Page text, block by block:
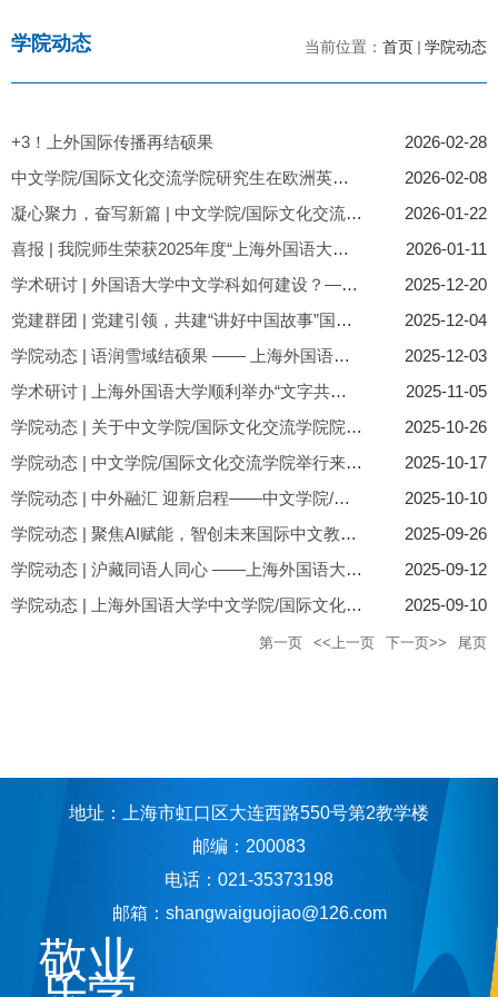
当前位置： 首页 学院动态
学院动态
+3！上外国际传播再结硕果
2026-02-28
中文学院/国际文化交流学院研究生在欧洲英语区中文教学技能大赛...
2026-02-08
凝心聚力，奋写新篇 | 中文学院/国际文化交流学院全院大会暨“双...
2026-01-22
喜报 | 我院师生荣获2025年度“上海外国语大学教育奖励基金”表...
2026-01-11
学术研讨 | 外国语大学中文学科如何建设？——“文明互鉴视域下外...
2025-12-20
党建群团 | 党建引领，共建“讲好中国故事”国际传播生力军 ——中...
2025-12-04
学院动态 | 语润雪域结硕果 —— 上海外国语大学对口西藏自治区山...
2025-12-03
学术研讨 | 上海外国语大学顺利举办“文字共生·文明互鉴”专家论...
2025-11-05
学院动态 | 关于中文学院/国际文化交流学院院领导接待日安排的通...
2025-10-26
学院动态 | 中文学院/国际文化交流学院举行来华留学质量再认证迎...
2025-10-17
学院动态 | 中外融汇 迎新启程——中文学院/国际文化交流学院举行2...
2025-10-10
学院动态 | 聚焦AI赋能，智创未来国际中文教育 ——中文学院/国际...
2025-09-26
学院动态 | 沪藏同语人同心 ——上海外国语大学对口西藏自治区山...
2025-09-12
学院动态 | 上海外国语大学中文学院/国际文化交流学院2026年接收...
2025-09-10
第一页 <<上一页 下一页>> 尾页
地址：上海市虹口区大连西路550号第2教学楼
邮编：200083
电话：021-35373198
邮箱：shangwaiguojiao@126.com
敬业